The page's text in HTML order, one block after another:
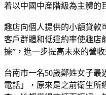
着以中國中産階級為主體的
趣店向個人提供的小額貸款
客戶群體和低違約率使趣店
據”，進一步提高未來的營收
台南市一名50歲鄭姓女子最
電話」，原來是之前衛生所